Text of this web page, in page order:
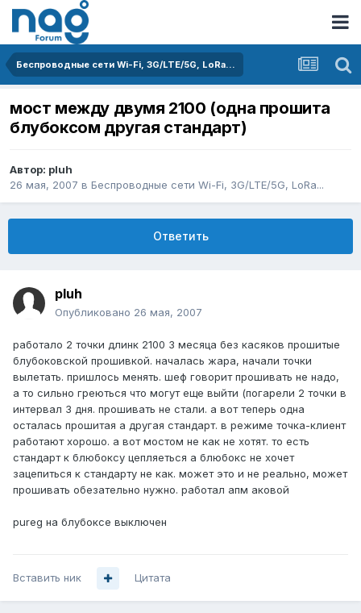
Беспроводные сети Wi-Fi, 3G/LTE/5G, LoRa...
мост между двумя 2100 (одна прошита
блубоксом другая стандарт)
Автор: pluh
26 мая, 2007 в Беспроводные сети Wi-Fi, 3G/LTE/5G, LoRa...
Ответить
pluh
Опубликовано 26 мая, 2007
работало 2 точки длинк 2100 3 месяца без касяков прошитые
блубоковской прошивкой. началась жара, начали точки
вылетать. пришлось менять. шеф говорит прошивать не надо,
а то сильно греються что могут еще выйти (погарели 2 точки в
интервал 3 дня. прошивать не стали. а вот теперь одна
осталась прошитая а другая стандарт. в режиме точка-клиент
работают хорошо. а вот мостом не как не хотят. то есть
стандарт к блюбоксу цепляеться а блюбокс не хочет
зацепиться к стандарту не как. может это и не реально, может
прошивать обезательно нужно. работал апм аковой
pureg на блубоксе выключен
Вставить ник Цитата